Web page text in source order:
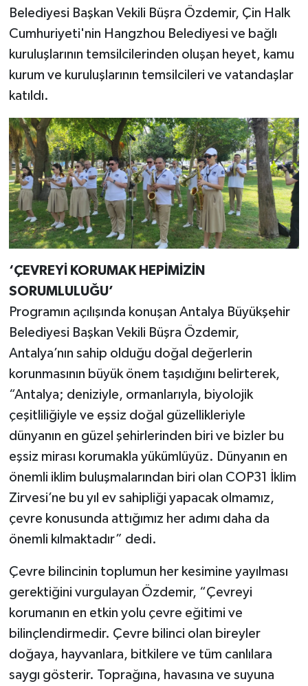
Belediyesi Başkan Vekili Büşra Özdemir, Çin Halk
Cumhuriyeti'nin Hangzhou Belediyesi ve bağlı
kuruluşlarının temsilcilerinden oluşan heyet, kamu
kurum ve kuruluşlarının temsilcileri ve vatandaşlar
katıldı.
‘ÇEVREYİ KORUMAK HEPİMİZİN
SORUMLULUĞU’
Programın açılışında konuşan Antalya Büyükşehir
Belediyesi Başkan Vekili Büşra Özdemir,
Antalya’nın sahip olduğu doğal değerlerin
korunmasının büyük önem taşıdığını belirterek,
“Antalya; deniziyle, ormanlarıyla, biyolojik
çeşitliliğiyle ve eşsiz doğal güzellikleriyle
dünyanın en güzel şehirlerinden biri ve bizler bu
eşsiz mirası korumakla yükümlüyüz. Dünyanın en
önemli iklim buluşmalarından biri olan COP31 İklim
Zirvesi’ne bu yıl ev sahipliği yapacak olmamız,
çevre konusunda attığımız her adımı daha da
önemli kılmaktadır” dedi.
Çevre bilincinin toplumun her kesimine yayılması
gerektiğini vurgulayan Özdemir, “Çevreyi
korumanın en etkin yolu çevre eğitimi ve
bilinçlendirmedir. Çevre bilinci olan bireyler
doğaya, hayvanlara, bitkilere ve tüm canlılara
saygı gösterir. Toprağına, havasına ve suyuna